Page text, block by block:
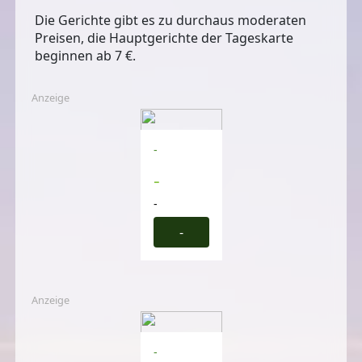
Die Gerichte gibt es zu durchaus moderaten
Preisen, die Hauptgerichte der Tageskarte
beginnen ab 7 €.
Anzeige
-
-
-
-
Anzeige
-